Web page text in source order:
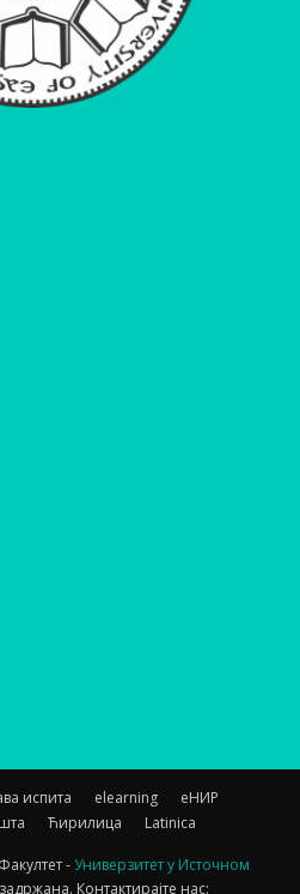
испита elearning
еНИР
Ћирилица Latinica
-Универзитет у Источном
Контактирајте нас: